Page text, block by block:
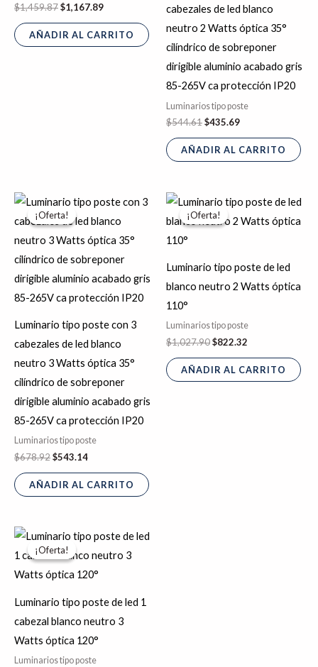
$1,459.87$1,167.89
AÑADIR AL CARRITO
cabezales de led blanco
neutro 2 Watts óptica 35°
cilíndrico de sobreponer
dirigible aluminio acabado gris
85-265V ca protección IP20
Luminarios tipo poste
$544.61$435.69
AÑADIR AL CARRITO
¡Oferta!
¡Oferta!
Luminario tipo poste con 3
cabezales de led blanco
neutro 3 Watts óptica 35°
cilíndrico de sobreponer
dirigible aluminio acabado gris
85-265V ca protección IP20
Luminarios tipo poste
$678.92
precio
original
$678.92.
$543.14
precio
actual
$543.14.
AÑADIR AL CARRITO
¡Oferta!
¡Oferta!
Luminario tipo poste de led
blanco neutro 2 Watts óptica
110°
Luminarios tipo poste
$1,027.90
El
precio
original
$822.32
precio
actual
AÑADIR AL CARRITO
¡Oferta!
¡Oferta!
Luminario tipo poste de led 1
cabezal blanco neutro 3
Watts óptica 120°
Luminarios tipo poste
El
precio
original
era:
$1,445.45.
El
precio
actual